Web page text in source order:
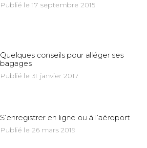
Publié le 17 septembre 2015
Quelques conseils pour alléger ses
bagages
Publié le 31 janvier 2017
S’enregistrer en ligne ou à l’aéroport
Publié le 26 mars 2019